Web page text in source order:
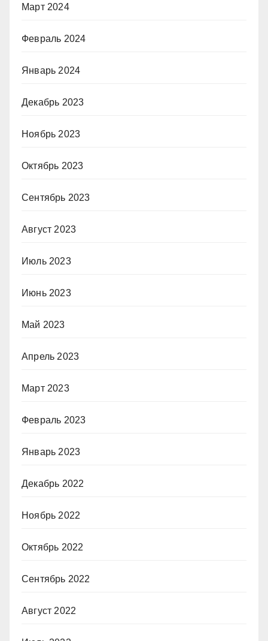
Март 2024
Февраль 2024
Январь 2024
Декабрь 2023
Ноябрь 2023
Октябрь 2023
Сентябрь 2023
Август 2023
Июль 2023
Июнь 2023
Май 2023
Апрель 2023
Март 2023
Февраль 2023
Январь 2023
Декабрь 2022
Ноябрь 2022
Октябрь 2022
Сентябрь 2022
Август 2022